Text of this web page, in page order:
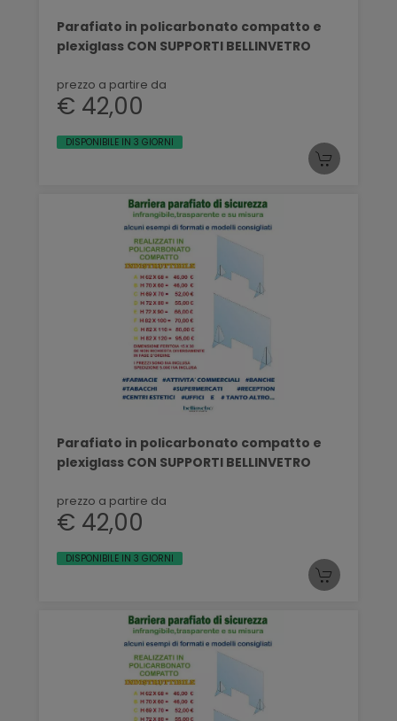
Parafiato in policarbonato compatto e
plexiglass CON SUPPORTI BELLINVETRO
prezzo a partire da
€ 42,00
DISPONIBILE IN 3 GIORNI
Parafiato in policarbonato compatto e
plexiglass CON SUPPORTI BELLINVETRO
prezzo a partire da
€ 42,00
DISPONIBILE IN 3 GIORNI